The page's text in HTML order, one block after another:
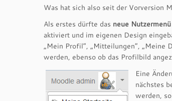
Was hat sich also seit der Vorversion
Als erstes dürfte das neue Nutzermenü
aktiviert und im eigenen Design
„Mein Profil“, „Mitteilungen“, „Meine
werden, ebenso ob das Profilbild
Eine
nächstes
werden,